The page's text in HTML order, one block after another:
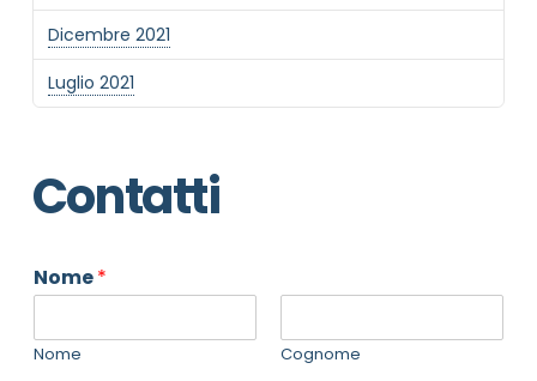
Dicembre 2021
Luglio 2021
Contatti
Nome*
Nome Cognome